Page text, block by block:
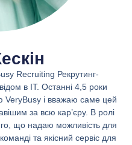
Recruiting Рекрутинг-
в IT. Останні 4,5 роки
VeryBusy і вважаю саме цей
за всю кар’єру. В ролі
що надаю можливість для
та якісний сервіс для